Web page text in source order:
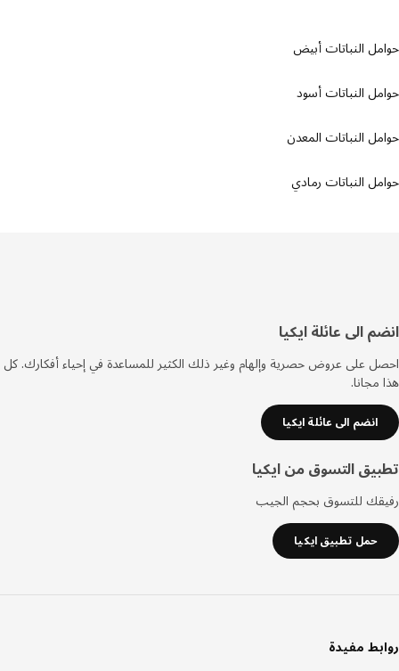
النباتات أبيض
النباتات أسود
النباتات المعدن
النباتات رمادي
الى عائلة ايكيا
على عروض حصرية وإلهام وغير ذلك الكثير للمساعدة في إحياء أفكارك. كل
انضم الى عائلة ايكيا
التسوق من ايكيا
للتسوق بحجم الجيب
حمل تطبيق ايكيا
مفيدة